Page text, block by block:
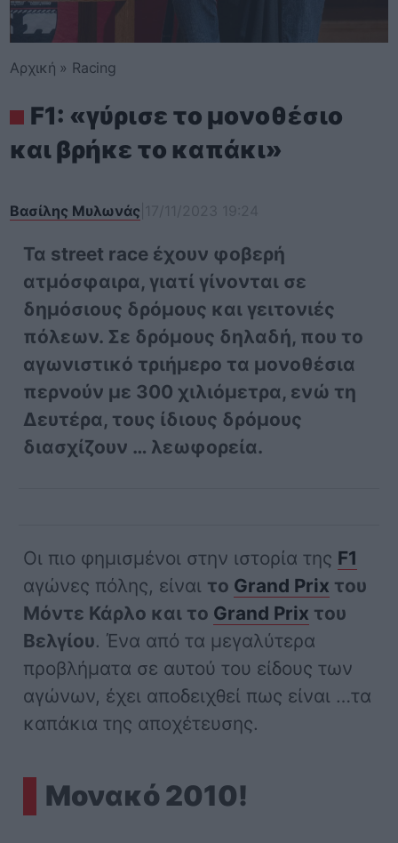
Αρχική » Racing
F1: «γύρισε το μονοθέσιο
και βρήκε το καπάκι»
Βασίλης Μυλωνάς
Τα street race έχουν φοβερή
ατμόσφαιρα, γιατί γίνονται σε
δημόσιους δρόμους και γειτονιές
πόλεων. Σε δρόμους δηλαδή, που το
αγωνιστικό τριήμερο τα μονοθέσια
περνούν με 300 χιλιόμετρα, ενώ τη
Δευτέρα, τους ίδιους δρόμους
διασχίζουν … λεωφορεία.
Οι πιο φημισμένοι στην ιστορία της F1
αγώνες πόλης, είναι το Grand Prix του
Μόντε Κάρλο και το Grand Prix του
Βελγίου. Ένα από τα μεγαλύτερα
προβλήματα σε αυτού του είδους των
αγώνων, έχει αποδειχθεί πως είναι …τα
καπάκια της αποχέτευσης.
Μονακό 2010!